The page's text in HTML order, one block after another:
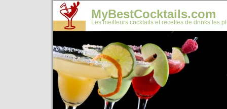
MyBestCocktails.com
Les meilleurs cocktails et recettes de drinks les